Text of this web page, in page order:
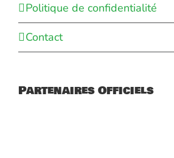
Politique de confidentialité
Contact
Partenaires Officiels